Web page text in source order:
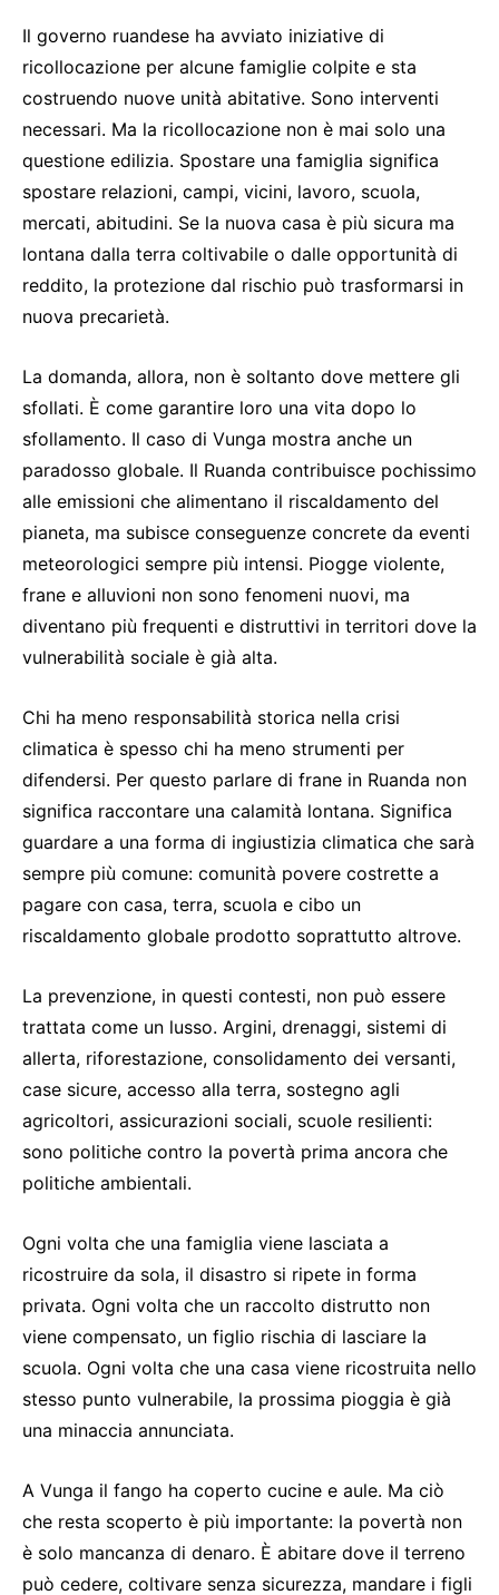
Il governo ruandese ha avviato iniziative di
ricollocazione per alcune famiglie colpite e sta
costruendo nuove unità abitative. Sono interventi
necessari. Ma la ricollocazione non è mai solo una
questione edilizia. Spostare una famiglia significa
spostare relazioni, campi, vicini, lavoro, scuola,
mercati, abitudini. Se la nuova casa è più sicura ma
lontana dalla terra coltivabile o dalle opportunità di
reddito, la protezione dal rischio può trasformarsi in
nuova precarietà.
La domanda, allora, non è soltanto dove mettere gli
sfollati. È come garantire loro una vita dopo lo
sfollamento. Il caso di Vunga mostra anche un
paradosso globale. Il Ruanda contribuisce pochissimo
alle emissioni che alimentano il riscaldamento del
pianeta, ma subisce conseguenze concrete da eventi
meteorologici sempre più intensi. Piogge violente,
frane e alluvioni non sono fenomeni nuovi, ma
diventano più frequenti e distruttivi in territori dove la
vulnerabilità sociale è già alta.
Chi ha meno responsabilità storica nella crisi
climatica è spesso chi ha meno strumenti per
difendersi. Per questo parlare di frane in Ruanda non
significa raccontare una calamità lontana. Significa
guardare a una forma di ingiustizia climatica che sarà
sempre più comune: comunità povere costrette a
pagare con casa, terra, scuola e cibo un
riscaldamento globale prodotto soprattutto altrove.
La prevenzione, in questi contesti, non può essere
trattata come un lusso. Argini, drenaggi, sistemi di
allerta, riforestazione, consolidamento dei versanti,
case sicure, accesso alla terra, sostegno agli
agricoltori, assicurazioni sociali, scuole resilienti:
sono politiche contro la povertà prima ancora che
politiche ambientali.
Ogni volta che una famiglia viene lasciata a
ricostruire da sola, il disastro si ripete in forma
privata. Ogni volta che un raccolto distrutto non
viene compensato, un figlio rischia di lasciare la
scuola. Ogni volta che una casa viene ricostruita nello
stesso punto vulnerabile, la prossima pioggia è già
una minaccia annunciata.
A Vunga il fango ha coperto cucine e aule. Ma ciò
che resta scoperto è più importante: la povertà non
è solo mancanza di denaro. È abitare dove il terreno
può cedere, coltivare senza sicurezza, mandare i figli